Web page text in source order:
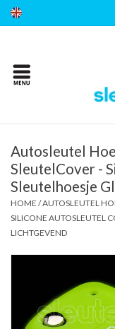
Home
Accessoires
Veelgestelde vragen
Autosleutel
SleutelCover -
Sleutelhoesje
HOME /AUTOSLEUTEL
SILICONE AUTOSLEUTEL
LICHTGEVEND